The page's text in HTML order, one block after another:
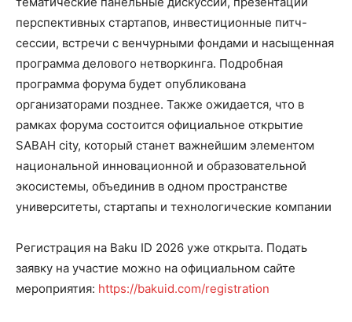
перспективных стартапов, инвестиционные питч-
сессии, встречи с венчурными фондами и насыщенная
программа делового нетворкинга. Подробная
программа форума будет опубликована
организаторами позднее. Также ожидается, что в
рамках форума состоится официальное открытие
SABAH city, который станет важнейшим элементом
национальной инновационной и образовательной
экосистемы, объединив в одном пространстве
университеты, стартапы и технологические компании
Регистрация на Baku ID 2026 уже открыта. Подать
заявку на участие можно на официальном сайте
мероприятия: https://bakuid.com/registration